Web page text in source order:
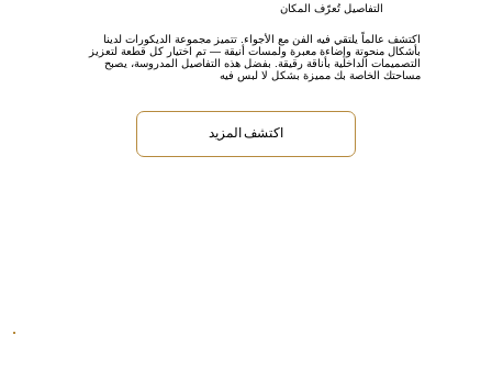
التفاصيل تُعرّف المكان
اكتشف عالماً يلتقي فيه الفن مع الأجواء. تتميز مجموعة الديكورات لدينا
بأشكال منحوتة وإضاءة معبرة ولمسات أنيقة — تم اختيار كل قطعة لتعزيز
التصميمات الداخلية بأناقة رقيقة. بفضل هذه التفاصيل المدروسة، يصبح
مساحتك الخاصة بك مميزة بشكل لا لبس فيه
اكتشف المزيد